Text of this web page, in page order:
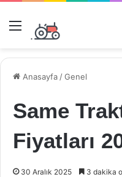
Menü
Anasayfa /Genel
Same
Fiyatları
30 Aralık 2025 3 dakika